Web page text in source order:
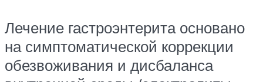
Лечение гастроэнтерита основано
на симптоматической коррекции
обезвоживания и дисбаланса